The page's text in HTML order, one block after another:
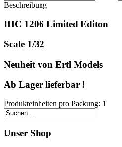
Beschreibung
IHC 1206 Limited Editon
Scale 1/32
Neuheit von Ertl Models
Ab Lager lieferbar !
Produkteinheiten pro Packung: 1
Unser Shop